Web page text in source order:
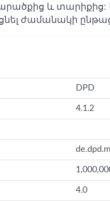
և տարիքից:
ժամանակի
DPD
4.1.2
4.0